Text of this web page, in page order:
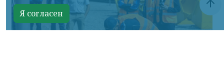
Я согласен